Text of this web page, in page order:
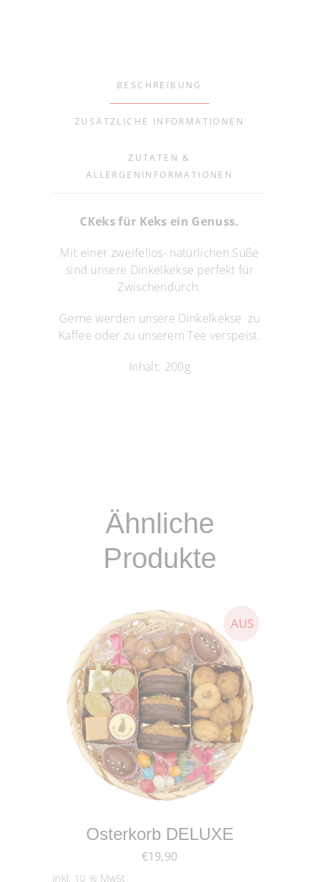
BESCHREIBUNG
ZUSÄTZLICHE INFORMATIONEN
ZUTATEN &
ALLERGENINFORMATIONEN
CKeks für Keks ein Genuss.
Mit einer zweifellos- natürlichen Süße
sind unsere Dinkelkekse perfekt für
Zwischendurch.
Gerne werden unsere Dinkelkekse zu
Kaffee oder zu unserem Tee verspeist.
Inhalt: 200g
Ähnliche
Produkte
WEITERLESEN
Osterkorb DELUXE
€19,90
inkl. 10 % MwSt.